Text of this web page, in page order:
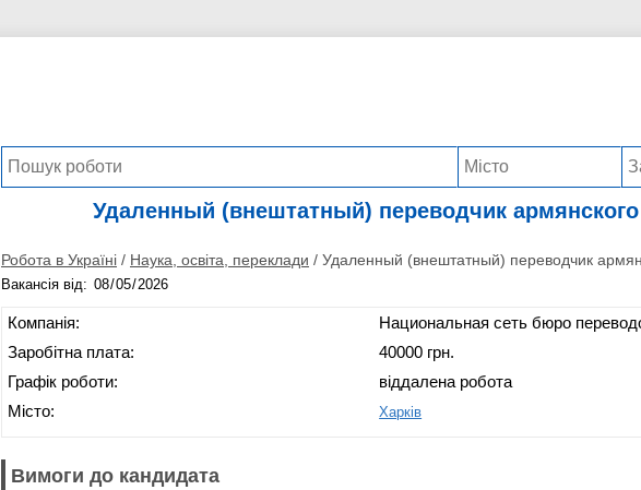
Удаленный (внештатный) переводчик армянского
Робота в Україні / Наука, освіта, переклади / Удаленный (внештатный) переводчик
Вакансія від:
Компанія:
Заробітна плата:
Графік роботи:
Місто:
Национальная сеть бюро
40000 грн.
віддалена робота
Харків
Вимоги до кандидата